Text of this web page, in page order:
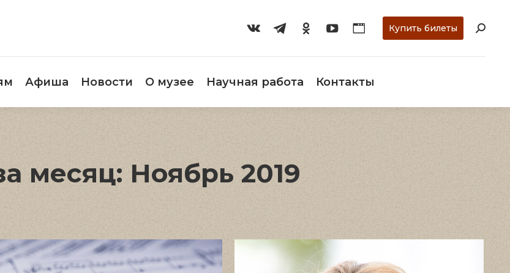
Купить билеты
Афиша Новости О музее Научная работа Контакты
месяц: Ноябрь 2019
О музее Научная работа Контакты